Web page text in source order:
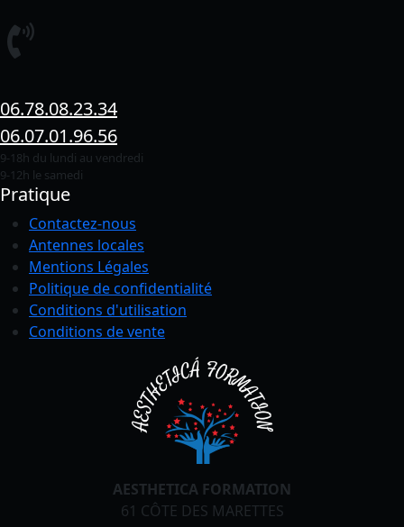
06.78.08.23.34
06.07.01.96.56
9-18h du lundi au vendredi
9-12h le samedi
Pratique
Contactez-nous
Antennes locales
Mentions Légales
Politique de confidentialité
Conditions d'utilisation
Conditions de vente
AESTHETICA FORMATION
61 CÔTE DES MARETTES